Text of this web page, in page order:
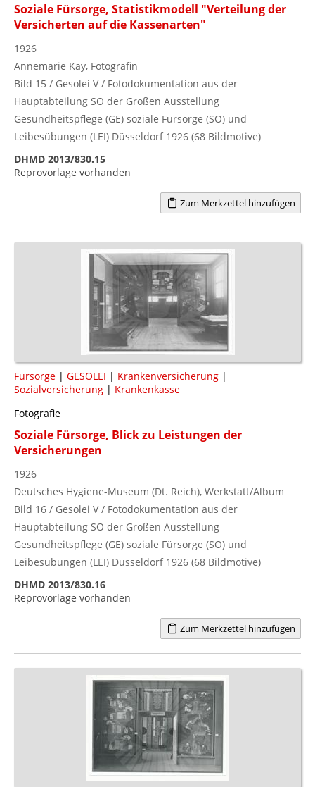
Soziale Fürsorge, Statistikmodell "Verteilung der
Versicherten auf die Kassenarten"
1926
Annemarie Kay, Fotografin
Bild 15 / Gesolei V / Fotodokumentation aus der
Hauptabteilung SO der Großen Ausstellung
Gesundheitspflege (GE) soziale Fürsorge (SO) und
Leibesübungen (LEI) Düsseldorf 1926 (68 Bildmotive)
DHMD 2013/830.15
Reprovorlage vorhanden
Zum Merkzettel hinzufügen
Fürsorge | GESOLEI | Krankenversicherung |
Sozialversicherung | Krankenkasse
Fotografie
Soziale Fürsorge, Blick zu Leistungen der
Versicherungen
1926
Deutsches Hygiene-Museum (Dt. Reich), Werkstatt/Album
Bild 16 / Gesolei V / Fotodokumentation aus der
Hauptabteilung SO der Großen Ausstellung
Gesundheitspflege (GE) soziale Fürsorge (SO) und
Leibesübungen (LEI) Düsseldorf 1926 (68 Bildmotive)
DHMD 2013/830.16
Reprovorlage vorhanden
Zum Merkzettel hinzufügen